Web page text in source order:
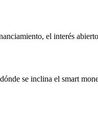
el interés
se inclina el smart